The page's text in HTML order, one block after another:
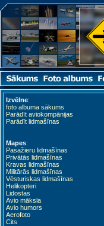
Izvēlne:
foto albuma sākums
Parādīt aviokompānijas
Parādīt lidmašīnas
Mapes:
Pasažieru lidmašīnas
Privātās lidmašīnas
Kravas lidmašīnas
Militārās lidmašīnas
Vēsturiskas lidmašīnas
Helikopteri
Lidostas
Avio māksla
Avio humors
Aerofoto
Cits